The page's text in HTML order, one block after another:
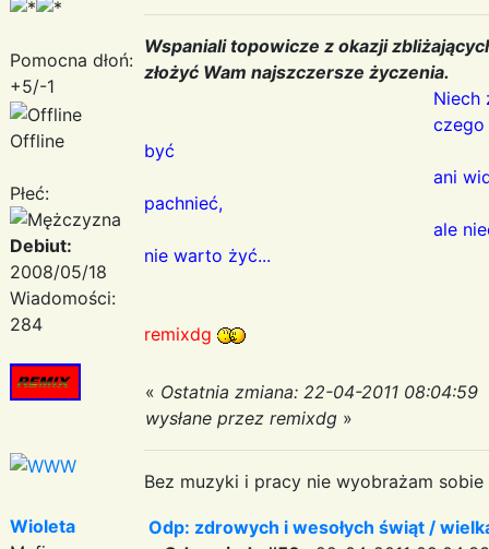
Pomocna dłoń:
+5/-1
Offline
Płeć:
Debiut:
2008/05/18
Wiadomości:
284
Wspaniali topowicze z okazji
złożyć Wam najszczersze życzenia.
Niech
czego najbardziej
być
ani widoczne , ani
pachnieć,
ale niech będzie
nie warto żyć...
remixdg
« Ostatnia zmiana: 22-04-2011 08:04:59
wysłane przez remixdg »
Bez muzyki i pracy nie wyobrażam sobie
Wioleta
Odp: zdrowych i wesołych świąt /